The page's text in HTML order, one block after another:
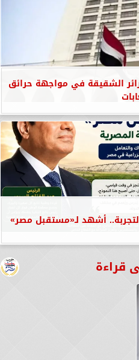
الشقيقة في مواجهة حرائق
أشهد لـ«مستقبل مصر»
قراءة